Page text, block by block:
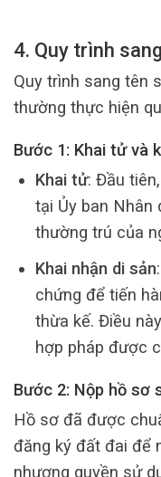
4. Quy trình
Quy trình sang tên
thường thực hiện
Bước 1: Khai tử và
Khai tử: Đầu
tại Ủy ban Nhân
thường trú của
Khai nhận di sản
chứng để tiến
thừa kế. Điều
hợp pháp được
Bước 2: Nộp hồ sơ
Hồ sơ đã được
đăng ký đất đai để
nhượng quyền sử